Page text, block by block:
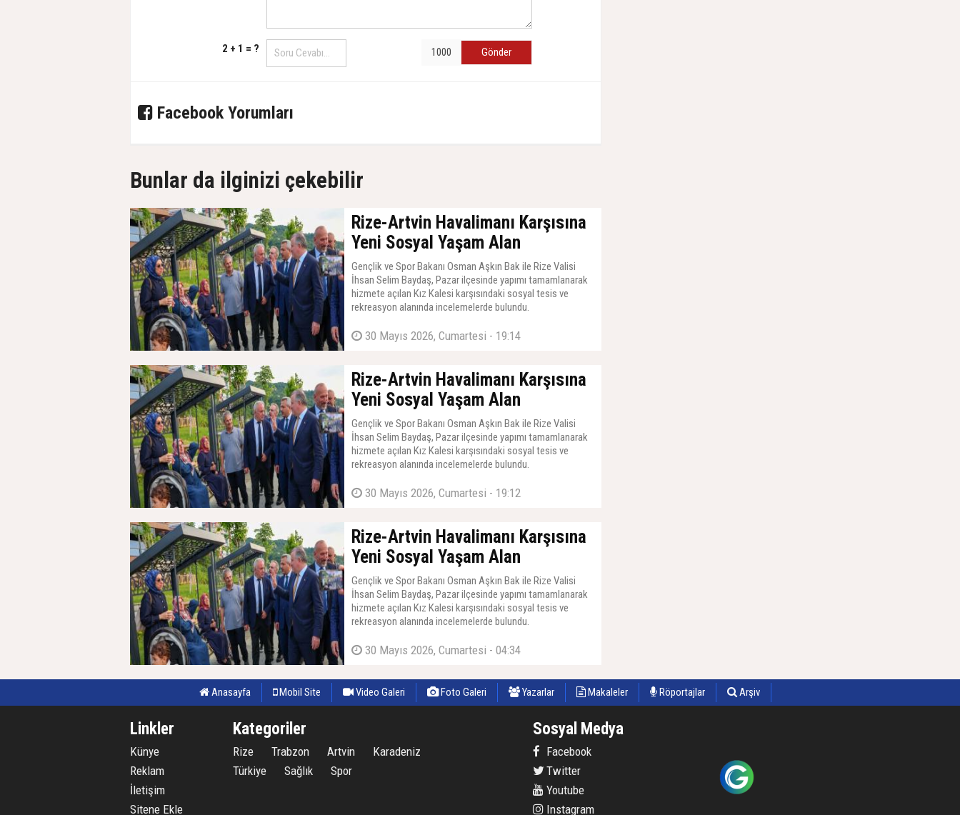
2 + 1 = ? Gönder
Facebook Yorumları
Bunlar da ilginizi çekebilir
Rize-Artvin Havalimanı Karşısına
Yeni Sosyal Yaşam Alan
Gençlik ve Spor Bakanı Osman Aşkın Bak ile Rize Valisi
İhsan Selim Baydaş, Pazar ilçesinde yapımı tamamlanarak
hizmete açılan Kız Kalesi karşısındaki sosyal tesis ve
rekreasyon alanında incelemelerde bulundu.
30 Mayıs 2026, Cumartesi - 19:14
Rize-Artvin Havalimanı Karşısına
Yeni Sosyal Yaşam Alan
Gençlik ve Spor Bakanı Osman Aşkın Bak ile Rize Valisi
İhsan Selim Baydaş, Pazar ilçesinde yapımı tamamlanarak
hizmete açılan Kız Kalesi karşısındaki sosyal tesis ve
rekreasyon alanında incelemelerde bulundu.
30 Mayıs 2026, Cumartesi - 19:12
Rize-Artvin Havalimanı Karşısına
Yeni Sosyal Yaşam Alan
Gençlik ve Spor Bakanı Osman Aşkın Bak ile Rize Valisi
İhsan Selim Baydaş, Pazar ilçesinde yapımı tamamlanarak
hizmete açılan Kız Kalesi karşısındaki sosyal tesis ve
rekreasyon alanında incelemelerde bulundu.
30 Mayıs 2026, Cumartesi - 04:34
Anasayfa Mobil Site Video Galeri Foto Galeri Yazarlar Makaleler Röportajlar Arşiv
Linkler
Künye
Reklam
İletişim
Sitene Ekle
Kategoriler
Rize Trabzon Artvin
Karadeniz
Türkiye
Sağlık Spor
Sosyal Medya
Facebook
Twitter
Youtube
Instagram